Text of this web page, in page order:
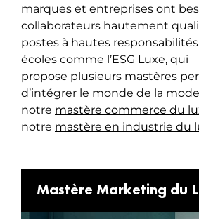
marques et entreprises ont
collaborateurs hautement
postes à hautes
écoles comme l’ESG Luxe, qui
propose plusieurs mastères
d’intégrer le monde de la
notre mastère commerce du
notre mastère en industrie du
Mastère Marketing du